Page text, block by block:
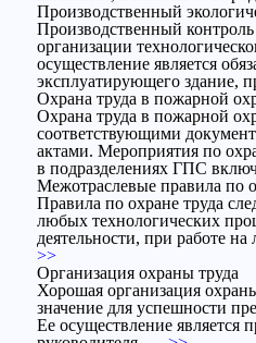
Производственный
Производственный
организации
осуществление является
эксплуатирующего здание,
Охрана труда в пожарной
Охрана труда в пожарной
соответствующими
актами. Мероприятия по
в подразделениях ГПС
Межотраслевые правила по
Правила по охране труда
любых технологических
деятельности, при работе
>>
Организация охраны труда
Хорошая организация
значение для успешности
Ее осуществление является